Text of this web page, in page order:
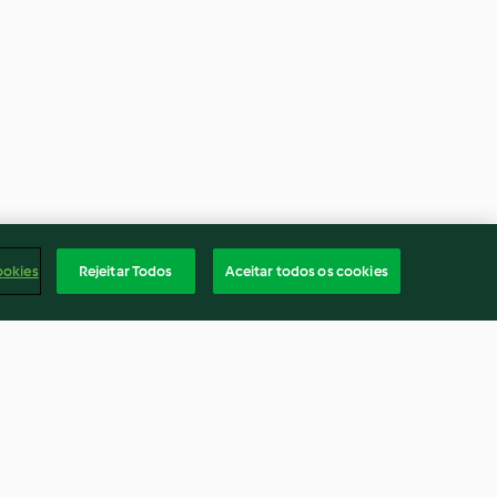
Rejeitar Todos Aceitar todos os cookies